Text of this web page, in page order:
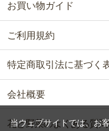
お買い物ガイド
ご利用規約
特定商取引法に基づく
会社概要
花と野菜のよくある質問
当ウェブサイトでは、お